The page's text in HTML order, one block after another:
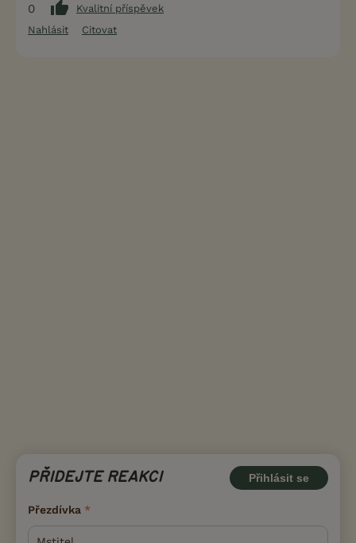
0
Kvalitní příspěvek
Nahlásit
Citovat
PŘIDEJTE REAKCI Přihlásit se
Přezdívka